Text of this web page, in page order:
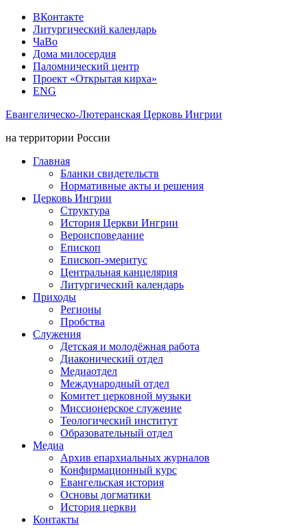
ВКонтакте
Литургический календарь
ЧаВо
Дома милосердия
Паломнический центр
Проект «Открытая кирха»
ENG
Евангелическо-Лютеранская Церковь Ингрии
на территории России
Главная
Бланки свидетельств
Нормативные акты и решения
Церковь Ингрии
Структура
История Церкви Ингрии
Вероисповедание
Епископ
Епископ-эмеритус
Центральная канцелярия
Литургический календарь
Приходы
Регионы
Пробства
Служения
Детская и молодёжная работа
Диаконический отдел
Медиаотдел
Международный отдел
Комитет церковной музыки
Миссионерское служение
Теологический институт
Образовательный отдел
Медиа
Архив епархиальных журналов
Конфирмационный курс
Евангельская история
Основы догматики
История церкви
Контакты